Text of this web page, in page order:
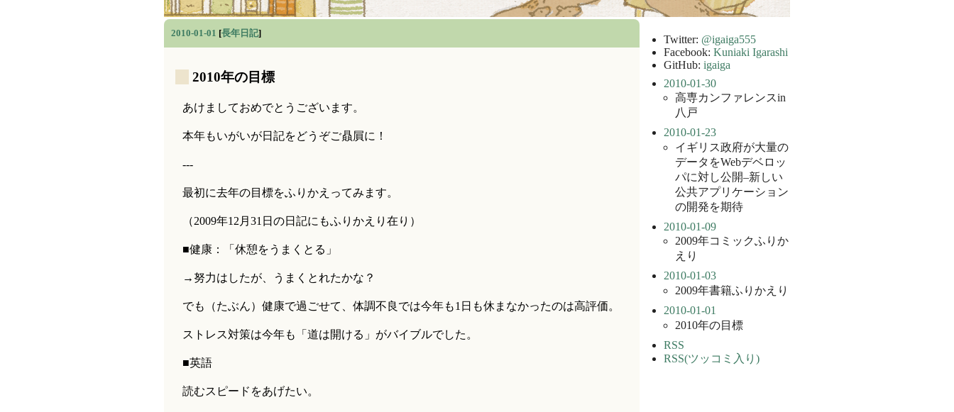
2010-01-01 [長年日記]
2010年の目標
あけましておめでとうございます。
本年もいがいが日記をどうぞご贔屓に！
---
最初に去年の目標をふりかえってみます。
（2009年12月31日の日記にもふりかえり在り）
■健康：「休憩をうまくとる」
→努力はしたが、うまくとれたかな？
でも（たぶん）健康で過ごせて、体調不良では今年も1日も休まなかったのは高評価。
ストレス対策は今年も「道は開ける」がバイブルでした。
■英語
読むスピードをあげたい。
Twitter: @igaiga555
Facebook: Kuniaki Igarashi
GitHub: igaiga
2010-01-30
高専カンファレンスin
八戸
2010-01-23
イギリス政府が大量の
データをWebデベロッ
パに対し公開–新しい
公共アプリケーション
の開発を期待
2010-01-09
2009年コミックふりか
えり
2010-01-03
2009年書籍ふりかえり
2010-01-01
2010年の目標
RSS
RSS(ツッコミ入り)